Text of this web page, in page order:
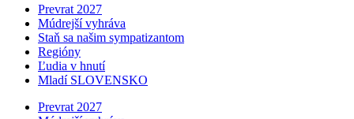
Prevrat 2027
Múdrejší vyhráva
Staň sa našim sympatizantom
Regióny
Ľudia v hnutí
Mladí SLOVENSKO
Prevrat 2027